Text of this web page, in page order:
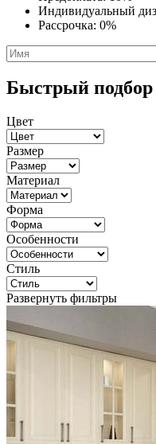
Индивидуальный
Рассрочка: 0%
Быстрый подбор
Цвет
Размер
Материал
Форма
Особенности
Стиль
Развернуть фильтры